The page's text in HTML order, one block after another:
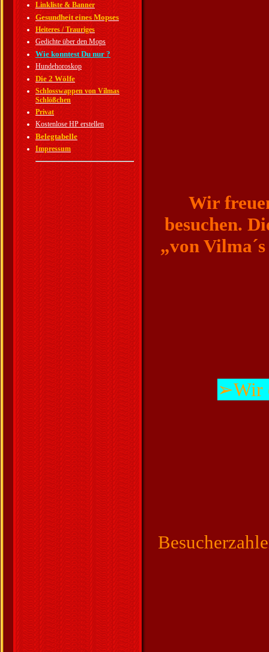
Linkliste & Banner
Gesundheit eines Mopses
Heiteres / Trauriges
Gedichte über den Mops
Wie konntest Du nur ?
Hundehoroskop
Die 2 Wölfe
Schlosswappen von Vilmas
Schlößchen
Privat
Kostenlose HP erstellen
Belegtabelle
Impressum
Wir
besuchen.
„von
➢Wir